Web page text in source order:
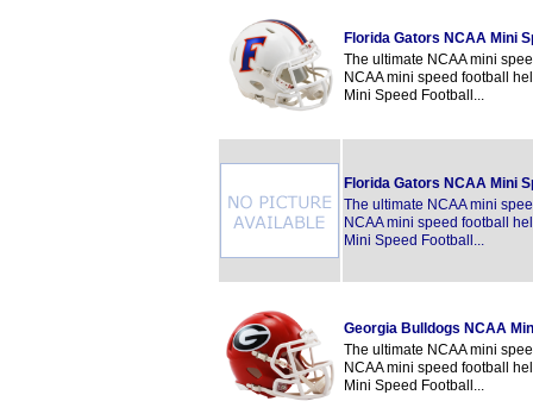
Florida Gators NCAA Mini
The ultimate NCAA mini
NCAA mini speed football
Mini Speed Football...
Florida Gators NCAA Mini
The ultimate NCAA mini
NCAA mini speed football
Mini Speed Football...
Georgia Bulldogs NCAA
The ultimate NCAA mini
NCAA mini speed football
Mini Speed Football...